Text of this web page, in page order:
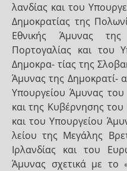
λανδίας και του
Δημοκρατίας της
Εθνικής Άμυνας
Πορτογαλίας και του
Δημοκρα- τίας της
Άμυνας της Δημοκρατί-
Υπουργείου Άμυνας του
και της Κυβέρνησης του
και του Υπουργείου
λείου της Μεγάλης
Ιρλανδίας και του
Άμυνας σχετικά με το